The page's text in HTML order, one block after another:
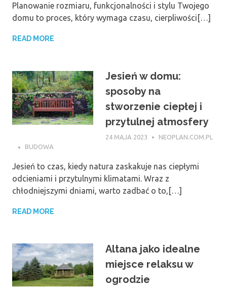
Planowanie rozmiaru, funkcjonalności i stylu Twojego
domu to proces, który wymaga czasu, cierpliwości[…]
READ MORE
Jesień w domu:
sposoby na
stworzenie ciepłej i
przytulnej atmosfery
24 MAJA 2023
NEOPLAN.COM.PL
BUDOWA
Jesień to czas, kiedy natura zaskakuje nas ciepłymi
odcieniami i przytulnymi klimatami. Wraz z
chłodniejszymi dniami, warto zadbać o to,[…]
READ MORE
Altana jako idealne
miejsce relaksu w
ogrodzie